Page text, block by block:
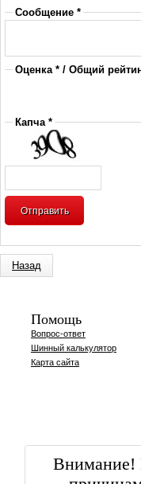
Внимание!
Сообщение *
Оценка * / Общий
Капча *
Назад
Помощь
Вопрос-ответ
Шинный калькулятор
Карта сайта